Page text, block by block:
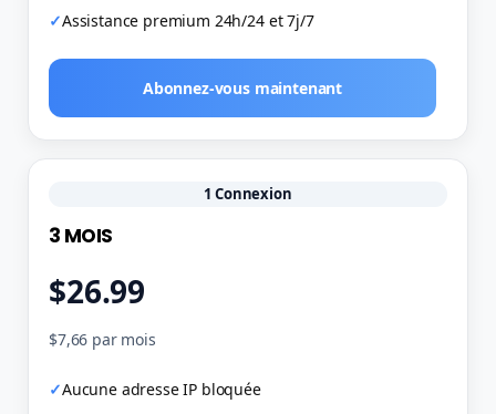
Assistance premium 24h/24 et 7j/7
Abonnez-vous maintenant
1 Connexion
3 MOIS
$26.99
$7,66 par mois
Aucune adresse IP bloquée